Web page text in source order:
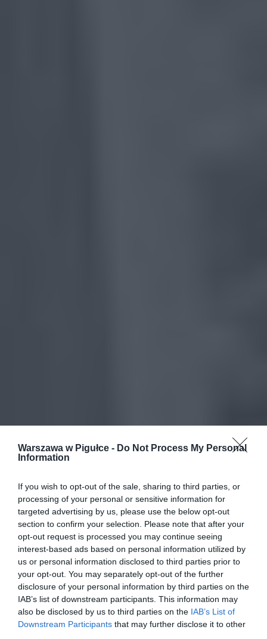
Warszawa w Pigułce - Do Not Process My Personal
Information
If you wish to opt-out of the sale, sharing to third parties, or
processing of your personal or sensitive information for
targeted advertising by us, please use the below opt-out
section to confirm your selection. Please note that after your
opt-out request is processed you may continue seeing
interest-based ads based on personal information utilized by
us or personal information disclosed to third parties prior to
your opt-out. You may separately opt-out of the further
disclosure of your personal information by third parties on the
IAB’s list of downstream participants. This information may
also be disclosed by us to third parties on the IAB’s List of
Downstream Participants that may further disclose it to other